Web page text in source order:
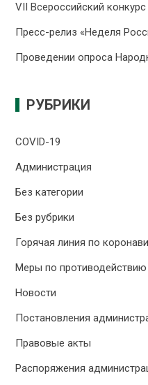
VII Всероссийский
Пресс-релиз «Неделя
Проведении опроса
РУБРИКИ
COVID-19
Администрация
Без категории
Без рубрики
Горячая линия по
Меры по
Новости
Постановления
Правовые акты
Распоряжения